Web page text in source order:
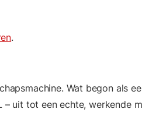
.
Wat begon als
uit tot een echte, werkende